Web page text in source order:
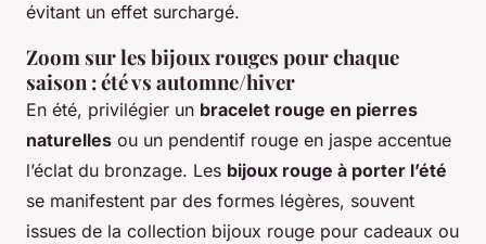
évitant un effet surchargé.
Zoom sur les bijoux rouges pour chaque
saison : été vs automne/hiver
En été, privilégier un bracelet rouge en pierres
naturelles ou un pendentif rouge en jaspe accentue
l’éclat du bronzage. Les bijoux rouge à porter l’été
se manifestent par des formes légères, souvent
issues de la collection bijoux rouge pour cadeaux ou